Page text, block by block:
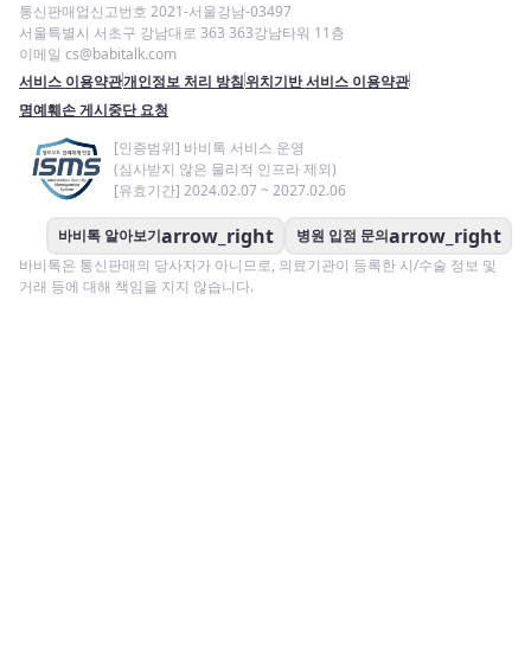
통신판매업신고번호 2021-서울강남-03497
서울특별시 서초구 강남대로 363 363강남타워 11층
이메일 cs@babitalk.com
서비스 이용약관개인정보 처리 방침위치기반 서비스 이용약관
명예훼손 게시중단 요청
[인증범위] 바비톡 서비스 운영
(심사받지 않은 물리적 인프라 제외)
[유효기간] 2024.02.07 ~ 2027.02.06
바비톡 알아보기arrow_right 병원 입점 문의arrow_right
바비톡은 통신판매의 당사자가 아니므로, 의료기관이 등록한 시/수술 정보 및
거래 등에 대해 책임을 지지 않습니다.